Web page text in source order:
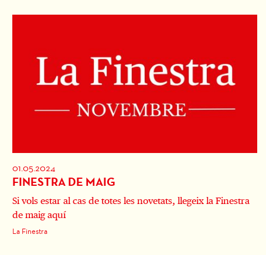
01.05.2024
FINESTRA DE MAIG
Si vols estar al cas de totes les novetats, llegeix la Finestra
de maig aquí
La Finestra